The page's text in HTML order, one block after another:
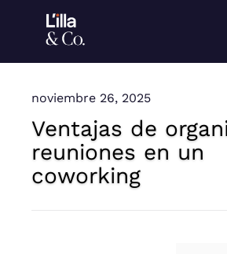
contenido
noviembre 26, 2025
Ventajas de
reuniones en un
coworking